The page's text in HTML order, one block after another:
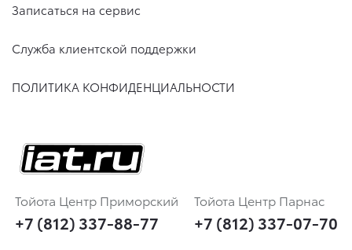
Записаться на сервис
Служба клиентской поддержки
ПОЛИТИКА КОНФИДЕНЦИАЛЬНОСТИ
Тойота Центр Приморский
+7 (812) 337-88-77
Тойота Центр Парнас
+7 (812) 337-07-70